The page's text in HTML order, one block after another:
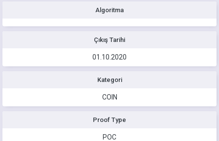
Algoritma
Çıkış Tarihi
01.10.2020
Kategori
COIN
Proof Type
POC